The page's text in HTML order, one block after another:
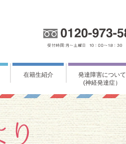
在籍生紹介
発達障害について
(神経発達症）